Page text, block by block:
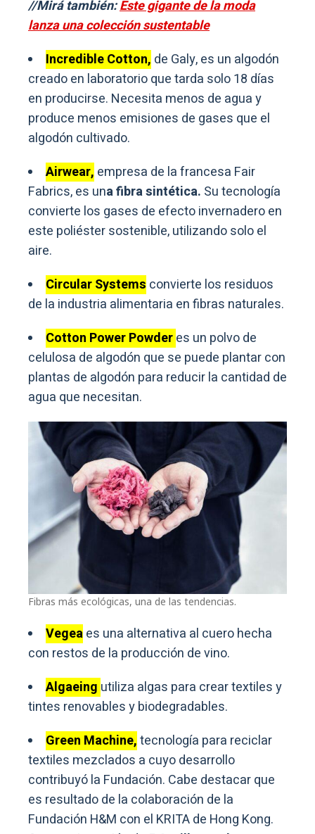
//Mirá también:Este gigante de la moda
lanza una colección sustentable
Incredible Cotton, de Galy, es un algodón
creado en laboratorio que tarda solo 18 días
en producirse. Necesita menos de agua y
produce menos emisiones de gases que el
algodón cultivado.
Airwear, empresa de la francesa Fair
Fabrics, es una fibra sintética. Su tecnología
convierte los gases de efecto invernadero en
este poliéster sostenible, utilizando solo el
aire.
Circular Systems convierte los residuos
de la industria alimentaria en fibras naturales.
Cotton Power Powderes un polvo de
celulosa de algodón que se puede plantar con
plantas de algodón para reducir la cantidad de
agua que necesitan.
Fibras más ecológicas, una de las tendencias.
Vegeaes una alternativa al cuero hecha
con restos de la producción de vino.
Algaeing utiliza algas para crear textiles y
tintes renovables y biodegradables.
Green Machine,tecnología para reciclar
textiles mezclados a cuyo desarrollo
contribuyó la Fundación. Cabe destacar que
es resultado de la colaboración de la
Fundación H&M con el KRITA de Hong Kong.